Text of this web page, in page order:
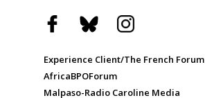
Experience Client/The French Forum
AfricaBPOForum
Malpaso-Radio Caroline Media